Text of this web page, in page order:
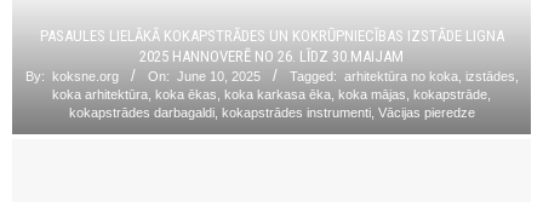
PASAULES LIELĀKĀ KOKAPSTRĀDES UN KOKRŪPNIECĪBAS IZSTĀDE LIGNA
2025 HANNOVERĒ NO 26. LĪDZ 30.MAIJAM
By: koksne.org On: June 10, 2025 Tagged: arhitektūra no koka izstādes
koka arhitektūra koka ēkas koka karkasa ēka koka mājas kokapstrāde
kokapstrādes darbagaldi, kokapstrādes instrumenti, Vācijas pieredze